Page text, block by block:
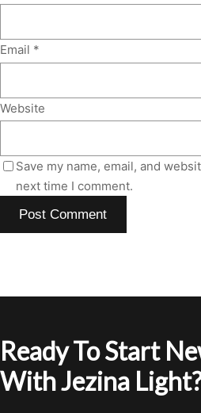
Email *
Website
Save my name, email, and
next time I comment.
Ready To Start
With Jezina